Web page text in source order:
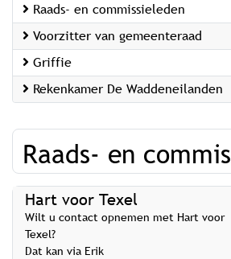
Raads- en commissieleden
Voorzitter van gemeenteraad
Griffie
Rekenkamer De Waddeneilanden
Raads- en
Hart voor Texel
Wilt u contact opnemen met Hart voor
Texel?
Dat kan via Erik